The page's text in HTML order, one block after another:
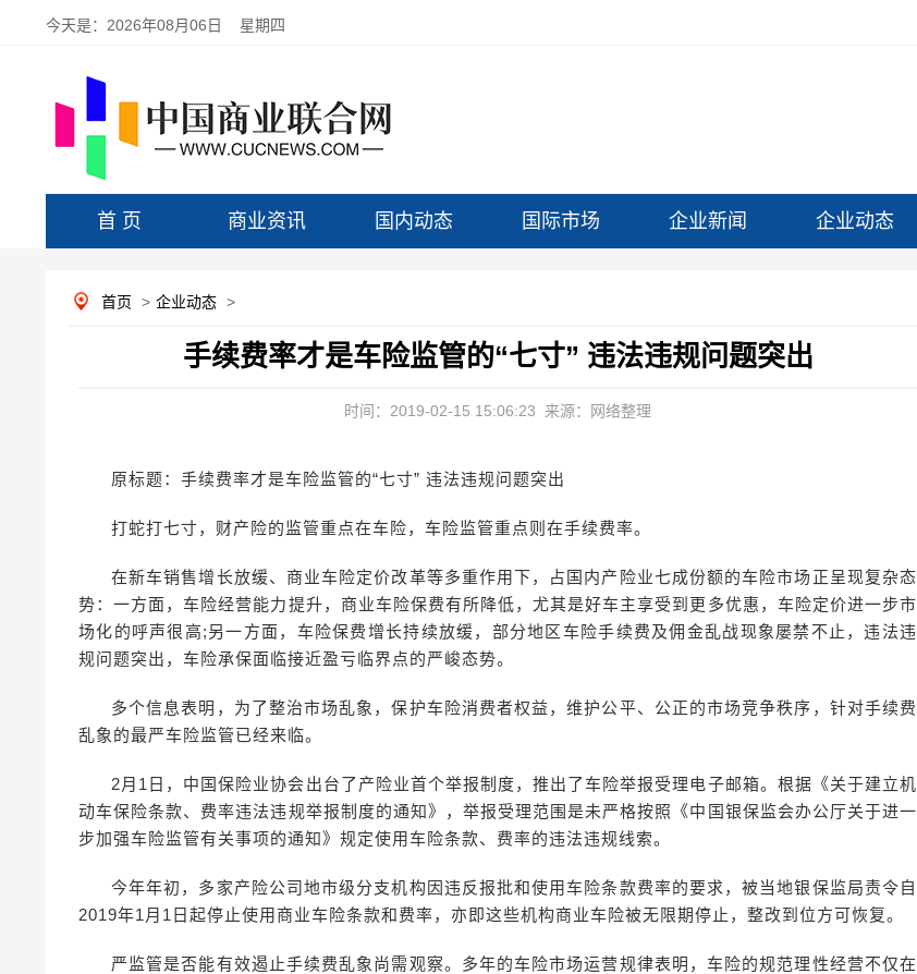
今天是： 2026年08月06日 星期四
首 页 商业资讯 国内动态 国际市场 企业新闻 企业动态
首页 > 企业动态 >
手续费率才是车险监管的“七寸” 违法违规问题突出
时间：2019-02-15 15:06:23 来源：网络整理
原标题：手续费率才是车险监管的“七寸” 违法违规问题突出
打蛇打七寸，财产险的监管重点在车险，车险监管重点则在手续费率。
在新车销售增长放缓、商业车险定价改革等多重作用下，占国内产险业七成份额的车险市场正呈现复杂态
势：一方面，车险经营能力提升，商业车险保费有所降低，尤其是好车主享受到更多优惠，车险定价进一步市
场化的呼声很高;另一方面，车险保费增长持续放缓，部分地区车险手续费及佣金乱战现象屡禁不止，违法违
规问题突出，车险承保面临接近盈亏临界点的严峻态势。
多个信息表明，为了整治市场乱象，保护车险消费者权益，维护公平、公正的市场竞争秩序，针对手续费
乱象的最严车险监管已经来临。
2月1日，中国保险业协会出台了产险业首个举报制度，推出了车险举报受理电子邮箱。根据《关于建立机
动车保险条款、费率违法违规举报制度的通知》，举报受理范围是未严格按照《中国银保监会办公厅关于进一
步加强车险监管有关事项的通知》规定使用车险条款、费率的违法违规线索。
今年年初，多家产险公司地市级分支机构因违反报批和使用车险条款费率的要求，被当地银保监局责令自
2019年1月1日起停止使用商业车险条款和费率，亦即这些机构商业车险被无限期停止，整改到位方可恢复。
严监管是否能有效遏止手续费乱象尚需观察。多年的车险市场运营规律表明，车险的规范理性经营不仅在